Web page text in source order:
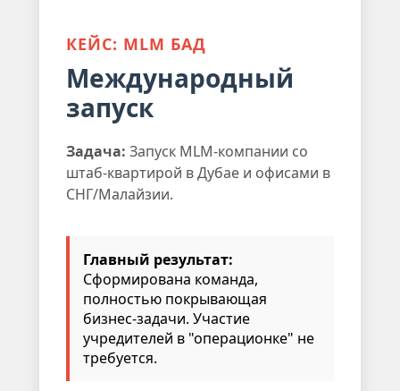
КЕЙС: MLM БАД
Международный
запуск
Задача: Запуск MLM-компании со
штаб-квартирой в Дубае и офисами в
СНГ/Малайзии.
Главный результат:
Сформирована команда,
полностью покрывающая
бизнес-задачи. Участие
учредителей в "операционке" не
требуется.